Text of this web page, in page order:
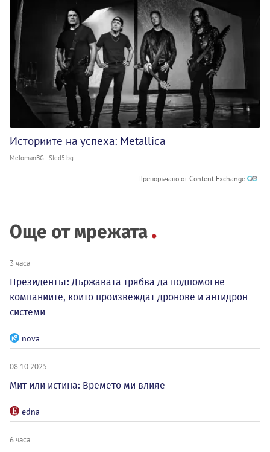
Историите на успеха: Metallica
MelomanBG - Sled5.bg
Препоръчано от Content Exchange
Още от мрежата
3 часа
Президентът: Държавата трябва да подпомогне
компаниите, които произвеждат дронове и антидрон
системи
nova
08.10.2025
Мит или истина: Времето ми влияе
edna
6 часа